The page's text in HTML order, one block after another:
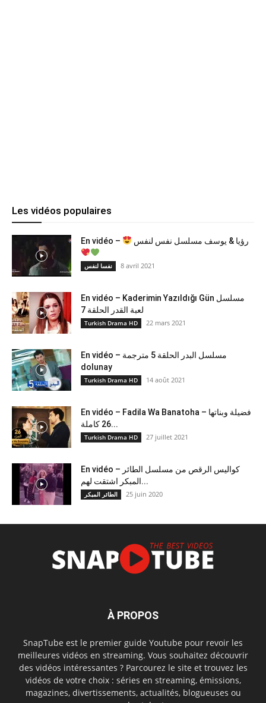
Les vidéos populaires
En vidéo – رؤيا & يوسف مسلسل نفس لنفس
نفسا لنفس 8 avril 2021
En vidéo – Kaderimin Yazıldığı Gün مسلسل
لعبة القدر الحلقة 7
Turkish Drama HD 22 mars 2021
En vidéo – مسلسل البدر الحلقة 5 مترجمة
dolunay
Turkish Drama HD 14 août 2021
En vidéo – Fadila Wa Banatoha – فضيلة وبناتها
26 كاملة...
Turkish Drama HD 27 juillet 2021
En vidéo – كواليس الرقص من مسلسل الطائر
المبكر اشتقت لهم...
الطائر المبكر 25 juin 2020
À PROPOS
SnapTube est le premier guide Youtube pour revoir les
meilleures vidéos en streaming. Vous souhaitez découvrir
des vidéos intéressantes ? Parcourez le site et trouvez les
vidéos de votre choix : séries en streaming, émissions,
magazines, divertissements, actualités, blogueuses ou